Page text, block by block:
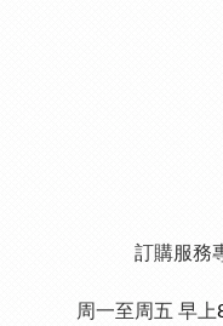
訂購服務
周一至周五 早上